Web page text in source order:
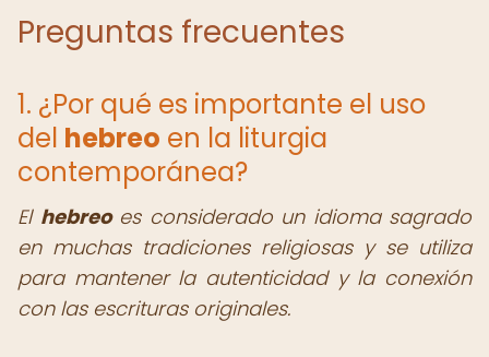
Preguntas frecuentes
1. ¿Por qué es importante el uso
del hebreo en la liturgia
contemporánea?
El hebreoes considerado un idioma sagrado
en muchas tradiciones religiosas y se utiliza
para mantener la autenticidad y la conexión
con las escrituras originales.